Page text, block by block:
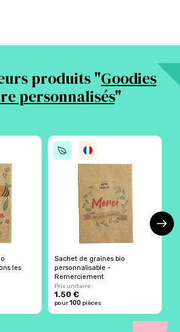
produits "Goodies
personnalisés"
les
Sachet de graines bio
personnalisable -
Remerciement
Prix unitaire :
1.50 €
pour100 pièces